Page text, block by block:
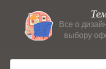
контенту
Все о
выбору
Поиск: